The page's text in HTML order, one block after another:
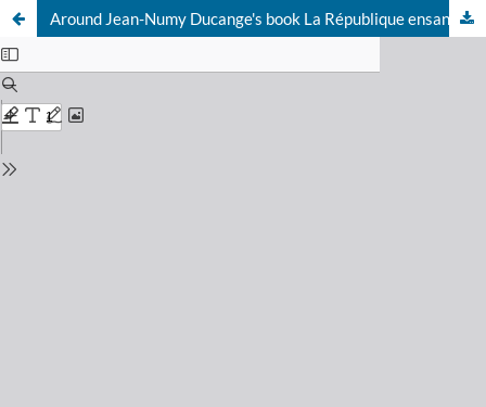
Around Jean-Numy Ducange's book La République ensanglantée. Berlin, Vienne: aux sources du Nazism